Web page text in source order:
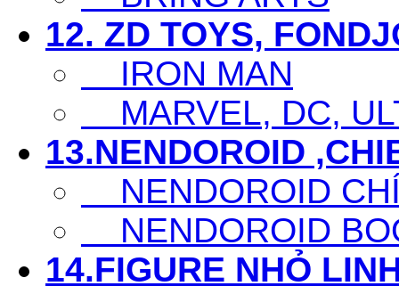
12. ZD TOYS,
IRON MAN
MARVEL, DC,
13.NENDOROID
NENDOROID
NENDOROID
14.FIGURE NHỎ